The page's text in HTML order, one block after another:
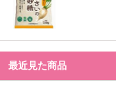
最近見た商品